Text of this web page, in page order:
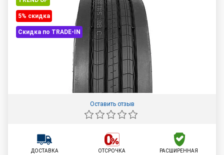
5% cкидка
Скидка по TRADE-IN
Оставить отзыв
ДОСТАВКА ОТСРОЧКА РАСШИРЕННАЯ